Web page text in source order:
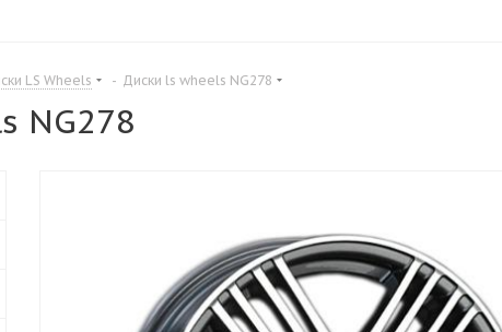
LS Wheels - Диски ls wheels NG278
NG278